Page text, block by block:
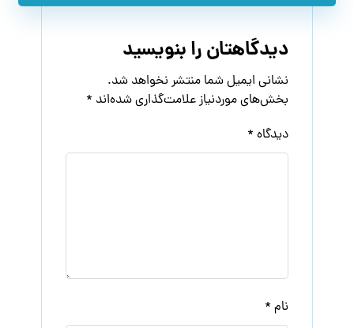
دیدگاهتان را بنویسید
نشانی ایمیل شما منتشر نخواهد شد.
بخش‌های موردنیاز علامت‌گذاری شده‌اند *
دیدگاه *
نام *